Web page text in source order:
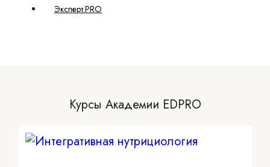
Эксперт.PRO
Курсы Академии EDPRO